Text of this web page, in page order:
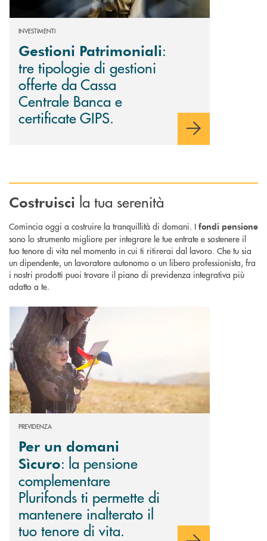
INVESTIMENTI
Gestioni Patrimoniali:
tre tipologie di gestioni
offerte da Cassa
Centrale Banca e
certificate GIPS.
Costruisci la tua serenità
Comincia oggi a costruire la tranquillità di domani. I fondi pensione
sono lo strumento migliore per integrare le tue entrate e sostenere il
tuo tenore di vita nel momento in cui ti ritirerai dal lavoro. Che tu sia
un dipendente, un lavoratore autonomo o un libero professionista, fra
i nostri prodotti puoi trovare il piano di previdenza integrativa più
adatto a te.
Scopri di più Per un domani Sìcuro : la pensione complementare
PREVIDENZA
Per un domani
Sìcuro: la pensione
complementare
Plurifonds ti permette di
mantenere inalterato il
tuo tenore di vita.